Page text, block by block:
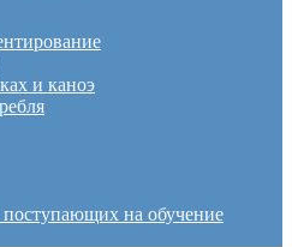
и каноэ
на обучение